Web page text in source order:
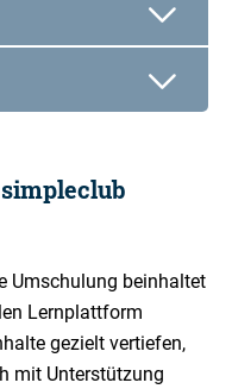
Umschulung beinhaltet
Lernplattform
gezielt vertiefen,
mit Unterstützung